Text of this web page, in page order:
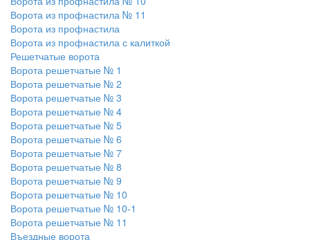
Ворота из профнастила № 11
Ворота из профнастила
Ворота из профнастила с калиткой
Решетчатые ворота
Ворота решетчатые № 1
Ворота решетчатые № 2
Ворота решетчатые № 3
Ворота решетчатые № 4
Ворота решетчатые № 5
Ворота решетчатые № 6
Ворота решетчатые № 7
Ворота решетчатые № 8
Ворота решетчатые № 9
Ворота решетчатые № 10
Ворота решетчатые № 10-1
Ворота решетчатые № 11
Въездные ворота